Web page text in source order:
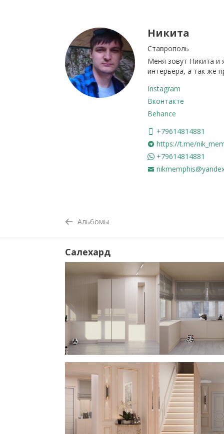
Никита
Ставрополь
Меня зовут Никита и
интерьера, а так же
Instagram
Вконтакте
Behance
+79614814881
https://t.me/
+79614814881
Альбомы
Салехард